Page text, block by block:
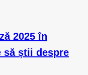
2025 în
să știi despre